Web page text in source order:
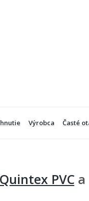
Výrobca Časté
Quintex PVCa